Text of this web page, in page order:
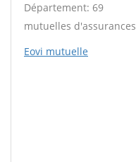
Département: 69
mutuelles d'assurances
Eovi mutuelle